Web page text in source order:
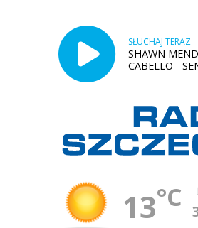
SŁUCHAJ TERAZ
SHAWN
CABELLO -
13°C